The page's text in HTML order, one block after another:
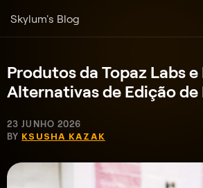
Skylum's Blog
Produtos da Topaz Labs
Alternativas de Edição de
23 JUNHO 2026
BY KSUSHA KAZAK